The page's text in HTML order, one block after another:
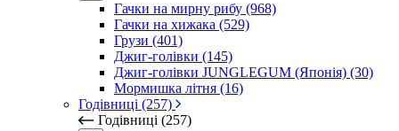
Гачки на мирну рибу (968)
Гачки на хижака (529)
Грузи (401)
Джиг-голівки (145)
Джиг-голівки JUNGLEGUM (Японія) (30)
Мормишка літня (16)
Годівниці (257)
Годівниці (257)